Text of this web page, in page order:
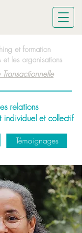
et formation
et les organisations
relations
individuel et collectif
Témoignages